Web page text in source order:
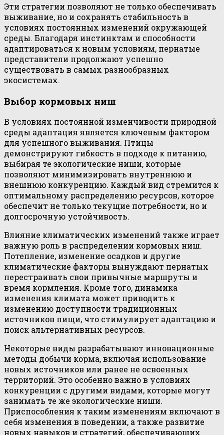
Эти стратегии позволяют не только обеспечивать
выживание, но и сохранять стабильность в
условиях постоянных изменений окружающей
среды. Благодаря инстинктам и способности
адаптироваться к новым условиям, пернатые
представители продолжают успешно
существовать в самых разнообразных
экосистемах.
Выбор кормовых ниш
В условиях постоянной изменчивости природной
среды адаптация является ключевым фактором
для успешного выживания. Птицы
демонстрируют гибкость в подходе к питанию,
выбирая те экологические ниши, которые
позволяют минимизировать внутреннюю и
внешнюю конкуренцию. Каждый вид стремится к
оптимальному распределению ресурсов, которое
обеспечит не только текущие потребности, но и
долгосрочную устойчивость.
Влияние климатических изменений также играет
важную роль в распределении кормовых ниш.
Потепление, изменение осадков и другие
климатические факторы вынуждают пернатых
перестраивать свои привычные маршруты и
время кормления. Кроме того, динамика
изменения климата может приводить к
изменению доступности традиционных
источников пищи, что стимулирует адаптацию и
поиск альтернативных ресурсов.
Некоторые виды разрабатывают инновационные
методы добычи корма, включая использование
новых источников или ранее не освоенных
территорий. Это особенно важно в условиях
конкуренции с другими видами, которые могут
занимать те же экологические ниши.
Приспособления к таким изменениям включают в
себя изменения в поведении, а также развитие
новых навыков и стратегий, обеспечивающих